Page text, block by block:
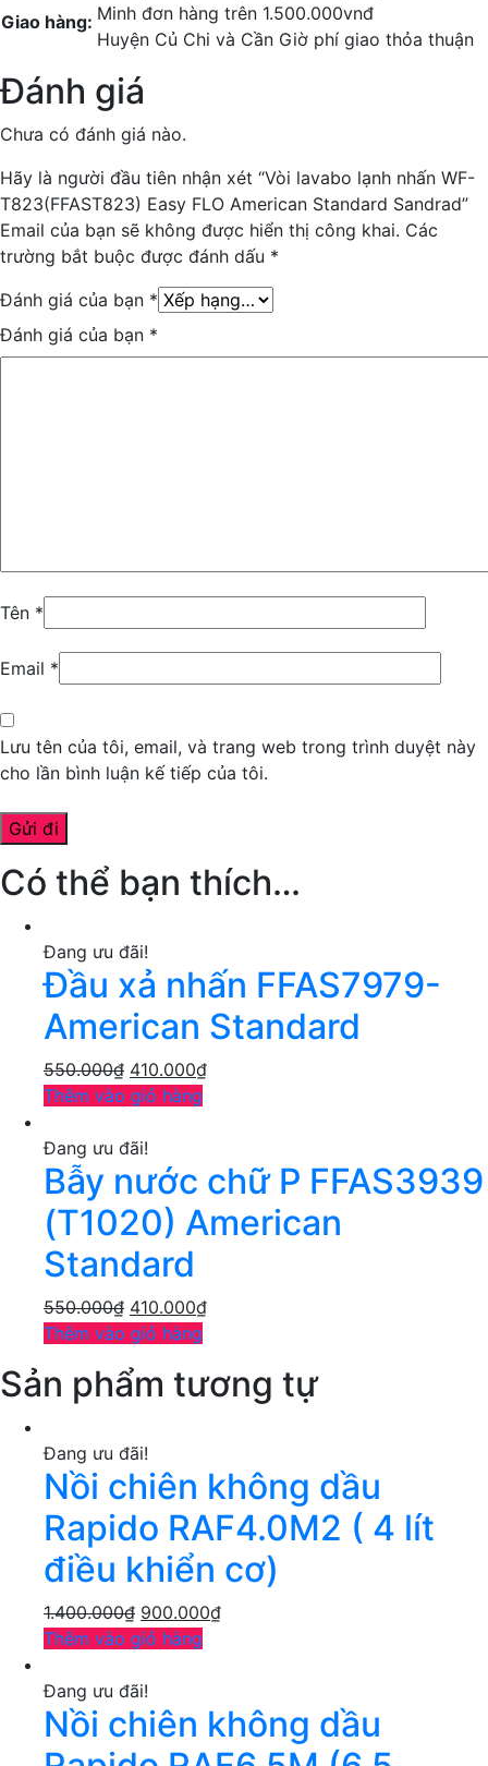
Giao hàng: Minh đơn hàng trên 1.500.000vnđ
Huyện Củ Chi và Cần Giờ phí giao thỏa thuận
Đánh giá
Chưa có đánh giá nào.
Hãy là người đầu tiên nhận xét “Vòi lavabo lạnh nhấn WF-
T823(FFAST823) Easy FLO American Standard Sandrad”
Email của bạn sẽ không được hiển thị công khai. Các
trường bắt buộc được đánh dấu *
Đánh giá của bạn *
Đánh giá của bạn *
Tên *
Email *
Lưu tên của tôi, email, và trang web trong trình duyệt này
cho lần bình luận kế tiếp của tôi.
Có thể bạn thích…
Đang ưu đãi!
Đầu xả nhấn FFAS7979-
American Standard
550.000₫ 410.000₫
Thêm vào giỏ hàng
Đang ưu đãi!
Bẫy nước chữ P FFAS3939
(T1020) American
Standard
550.000₫ 410.000₫
Thêm vào giỏ hàng
Sản phẩm tương tự
Đang ưu đãi!
Nồi chiên không dầu
Rapido RAF4.0M2 ( 4 lít
điều khiển cơ)
1.400.000₫ 900.000₫
Thêm vào giỏ hàng
Đang ưu đãi!
Nồi chiên không dầu